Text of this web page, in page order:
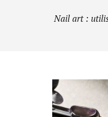
Nail art :